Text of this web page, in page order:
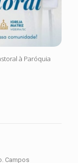
à Paróquia
Campos